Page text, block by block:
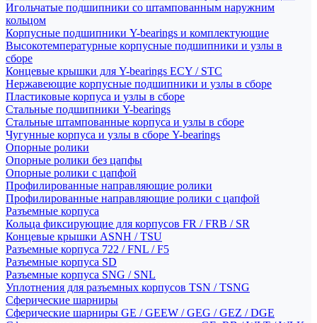
Игольчатые подшипники со штампованным наружним
кольцом
Корпусные подшипники Y-bearings и комплектующие
Высокотемпературные корпусные подшипники и узлы в
сборе
Концевые крышки для Y-bearings ECY / STC
Нержавеющие корпусные подшипники и узлы в сборе
Пластиковые корпуса и узлы в сборе
Стальные подшипники Y-bearings
Стальные штампованные корпуса и узлы в сборе
Чугунные корпуса и узлы в сборе Y-bearings
Опорные ролики
Опорные ролики без цапфы
Опорные ролики с цапфой
Профилированные направляющие ролики
Профилированные направляющие ролики с цапфой
Разъемные корпуса
Кольца фиксирующие для корпусов FR / FRB / SR
Концевые крышки ASNH / TSU
Разъемные корпуса 722 / FNL / F5
Разъемные корпуса SD
Разъемные корпуса SNG / SNL
Уплотнения для разъемных корпусов TSN / TSNG
Сферические шарниры
Сферические шарниры GE / GEEW / GEG / GEZ / DGE